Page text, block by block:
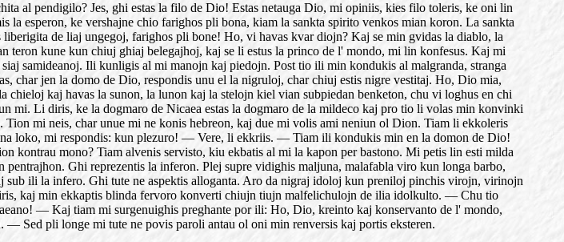
al pendigilo? Jes, ghi estas la filo de Dio! Estas netauga Dio, mi opiniis, kies filo toleris, ke oni lin
esperon, ke vershajne chio farighos pli bona, kiam la sankta spirito venkos mian koron. La sankta
de liaj ungegoj, farighos pli bone! Ho, vi havas kvar diojn? Kaj se min gvidas la diablo, la
teron kune kun chiuj ghiaj belegajhoj, kaj se li estus la princo de l' mondo, mi lin konfesus. Kaj mi
samideanoj. Ili kunligis al mi manojn kaj piedojn. Post tio ili min kondukis al malgranda, stranga
jen la domo de Dio, respondis unu el la nigruloj, char chiuj estis nigre vestitaj. Ho, Dio mia,
kaj havas la sunon, la lunon kaj la stelojn kiel vian subpiedan benketon, chu vi loghus en chi
Li diris, ke la dogmaro de Nicaea estas la dogmaro de la mildeco kaj pro tio li volas min konvinki
mi neis, char unue mi ne konis hebreon, kaj due mi volis ami neniun ol Dion. Tiam li ekkoleris
loko, mi respondis: kun plezuro! — Vere, li ekkriis. — Tiam ili kondukis min en la domon de Dio!
kontrau mono? Tiam alvenis servisto, kiu ekbatis al mi la kapon per bastono. Mi petis lin esti milda
Ghi reprezentis la inferon. Plej supre vidighis maljuna, malafabla viro kun longa barbo,
ili la infero. Ghi tute ne aspektis alloganta. Aro da nigraj idoloj kun preniloj pinchis virojn, virinojn
kaj min ekkaptis blinda fervoro konverti chiujn tiujn malfelichulojn de ilia idolkulto. — Chu tio
— Kaj tiam mi surgenuighis preghante por ili: Ho, Dio, kreinto kaj konservanto de l' mondo,
Sed pli longe mi tute ne povis paroli antau ol oni min renversis kaj portis eksteren.